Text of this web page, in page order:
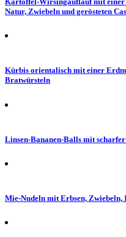
Natur, Zwiebeln und gerösteten
Kürbis orientalisch mit einer
Bratwürsteln
Linsen-Bananen-Balls mit
Mie-Nudeln mit Erbsen,